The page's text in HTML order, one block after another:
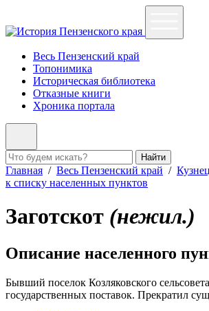
Весь Пензенский край
Топонимика
Историческая библиотека
Отказные книги
Хроника портала
Найти
Главная / Весь Пензенский край /
к списку населенных пунктов
Заготскот (нежил.)
Описание населенного
Бывший поселок Козляковского
государственных поставок. Прекратил